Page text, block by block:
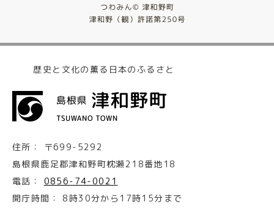
歴史と文化の薫る日本のふるさと
住所：
〒699-5292
島根県鹿足郡津和野町枕瀬218番地18
電話：
0856-74-0021
開庁時間：
8時30分から17時15分まで